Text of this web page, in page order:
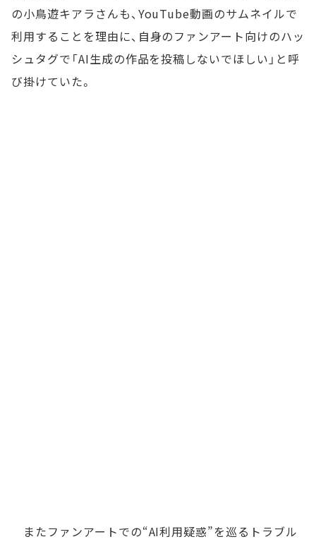
の小鳥遊キアラさんも、YouTube動画のサムネイルで
利用することを理由に、自身のファンアート向けのハッ
シュタグで「AI生成の作品を投稿しないでほしい」と呼
び掛けていた。
またファンアートでの“AI利用疑惑”を巡るトラブル